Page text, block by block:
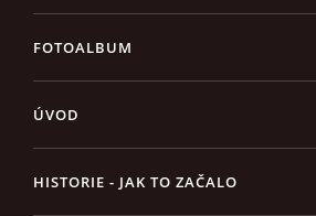
FOTOALBUM
ÚVOD
HISTORIE - JAK TO ZAČALO